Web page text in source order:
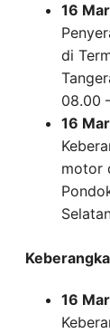
16
di
08.00
16
motor
16